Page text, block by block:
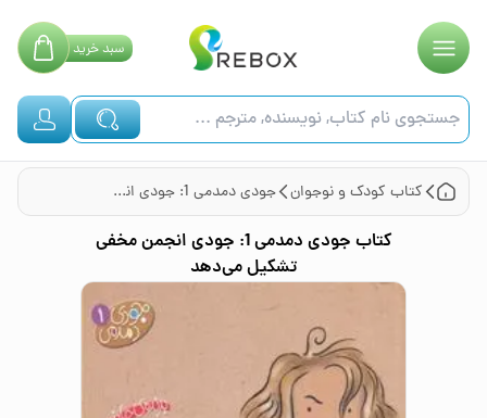
سبدخرید
کتاب کودک و نوجوان جودی دمدمی 1: جودی انجمن مخفی تشکیل می‌دهد
کتاب
جودی دمدمی 1: جودی انجمن مخفی
تشکیل می‌دهد